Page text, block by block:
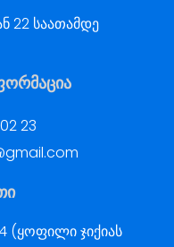
22 საათამდე
23
(ყოფილი ჯიქიას